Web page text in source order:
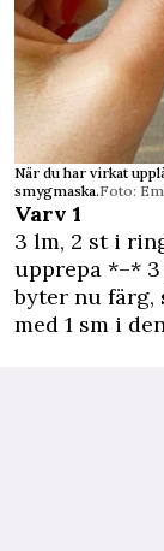
När du har virkat
smygmaska.Foto:
Varv 1
3 lm, 2 st i
upprepa *–*
byter nu färg,
med 1 sm i